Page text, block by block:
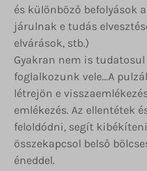
és különböző befolyások
járulnak e tudás
elvárások, stb.)
Gyakran nem is
foglalkozunk vele…A
létrejön e
emlékezés. Az ellentétek
feloldódni, segít
összekapcsol belső
éneddel.